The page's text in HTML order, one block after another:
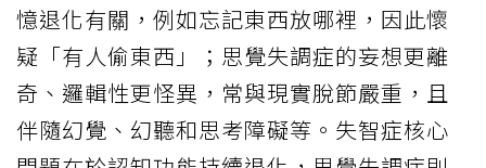
憶退化有關，例如忘記東西放哪裡，因此懷
疑「有人偷東西」；思覺失調症的妄想更離
奇、邏輯性更怪異，常與現實脫節嚴重，且
伴隨幻覺、幻聽和思考障礙等。失智症核心